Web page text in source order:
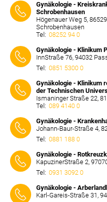
Gynäkologie -
Schrobenhausen
Högenauer Weg 5, 86529
Schrobenhausen
Tel: 08252 94 0
Gynäkologie - Klinikum
InnStraße 76, 94032
Tel: 0851 5300 0
Gynäkologie - Klinikum
der Technischen
Ismaninger Straße 22,
Tel: 089 4140 0
Gynäkologie -
Johann-Baur-Straße 4,
Tel: 0881 188 0
Gynäkologie -
KapuzinerStraße 2,
Tel: 0931 3092 0
Gynäkologie -
Karl-Gareis-Straße 31,